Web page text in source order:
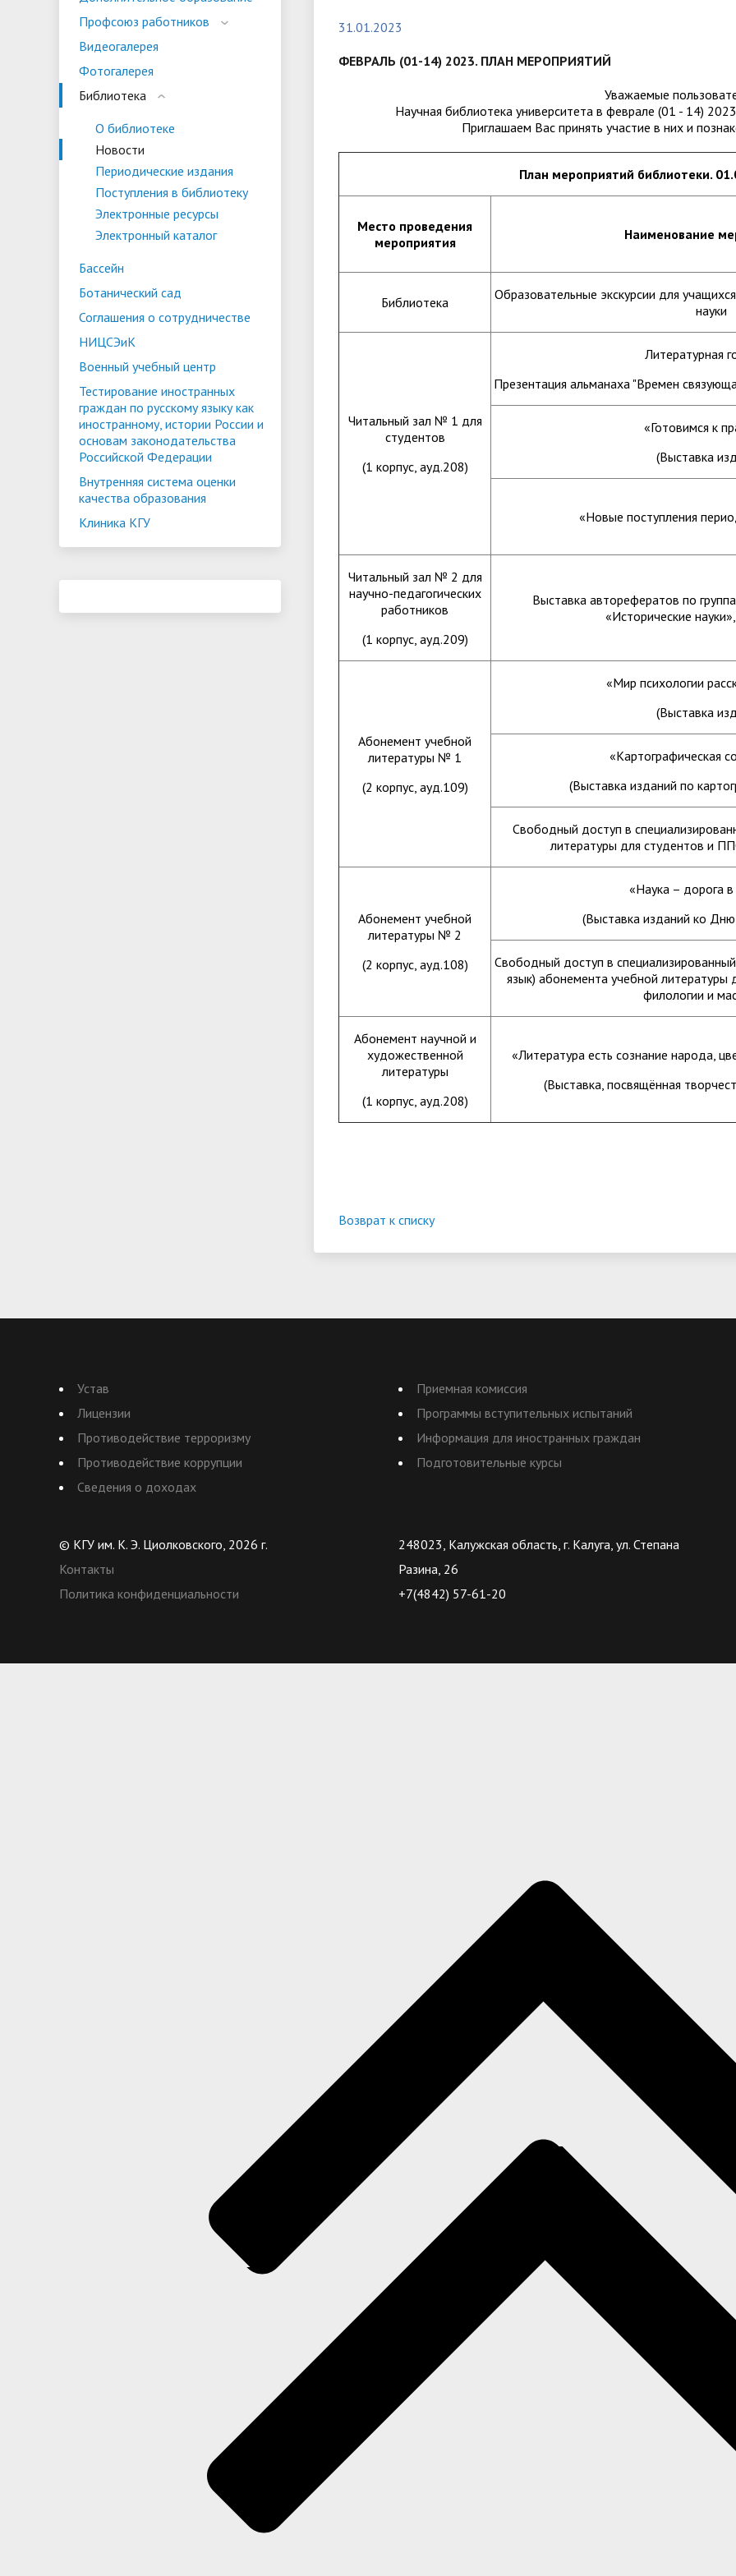
Военный учебный центр
Тестирование иностранных граждан
по русскому языку как иностранному,
законодательства Российской
образования
Особая квота
Объединенный совет обучающихся
Педагогические науки"
Национальные проекты Российской
Федерации
Профсоюз работников
Видеогалерея
Фотогалерея
Библиотека
О библиотеке
Новости
Периодические издания
Поступления в библиотеку
Электронные ресурсы
Электронный каталог
Бассейн
Ботанический сад
Соглашения о сотрудничестве
НИЦСЭиК
Военный учебный центр
Тестирование иностранных
граждан по русскому языку как
иностранному, истории России и
основам законодательства
Российской Федерации
Внутренняя система оценки
качества образования
Клиника КГУ
31.01.2023
ФЕВРАЛЬ (01-14) 2023. ПЛАН МЕРОПРИЯТИЙ
Уважаемые
Научная библиотека университета в феврале (01 - 14)
Приглашаем Вас принять участие в них и
План мероприятий библиотеки.
Место проведения
мероприятия
Наименование
Библиотека
Образовательные экскурсии для
науки
Читальный зал № 1 для
студентов
(1 корпус, ауд.208)
Литературная
Презентация альманаха "Времен
«Готовимся к
(Выставка
«Новые поступления
Читальный зал № 2 для
научно-педагогических
работников
(1 корпус, ауд.209)
Выставка авторефератов по
«Исторические
Абонемент учебной
литературы № 1
(2 корпус, ауд.109)
«Мир психологии
(Выставка
«Картографическая
(Выставка изданий по
Свободный доступ в
литературы для студентов и
Абонемент учебной
литературы № 2
(2 корпус, ауд.108)
«Наука – дорога
(Выставка изданий ко Дню
Свободный доступ в
язык) абонемента учебной
филологии и
Абонемент научной и
художественной
литературы
(1 корпус, ауд.208)
«Литература есть сознание народа,
(Выставка, посвящённая
Возврат к списку
Устав
Лицензии
Противодействие терроризму
Противодействие коррупции
Сведения о доходах
Приемная комиссия
Программы вступительных испытаний
Информация для иностранных граждан
Подготовительные курсы
© КГУ им. К. Э. Циолковского, 2026 г.
Контакты
Политика конфиденциальности
248023, Калужская область, г. Калуга, ул. Степана
Разина, 26
+7(4842) 57-61-20